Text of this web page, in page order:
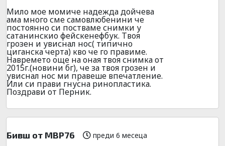
Мило мое момиче надежда дойчева
ама много сме самовлюбенини че
постоянно си постваме снимки у
сатанинскио фейскенефбук. Твоя
грозен и увиснал нос( типично
циганска черта) кво че го правиме.
Навремето още на оная твоя снимка от
2015г.(новини бг), че за твоя грозен и
увиснал нос ми правеше впечатление.
Или си прави гнусна ринопластика.
Поздрави от Перник.
Бивш от МВР76 преди 6 месеца